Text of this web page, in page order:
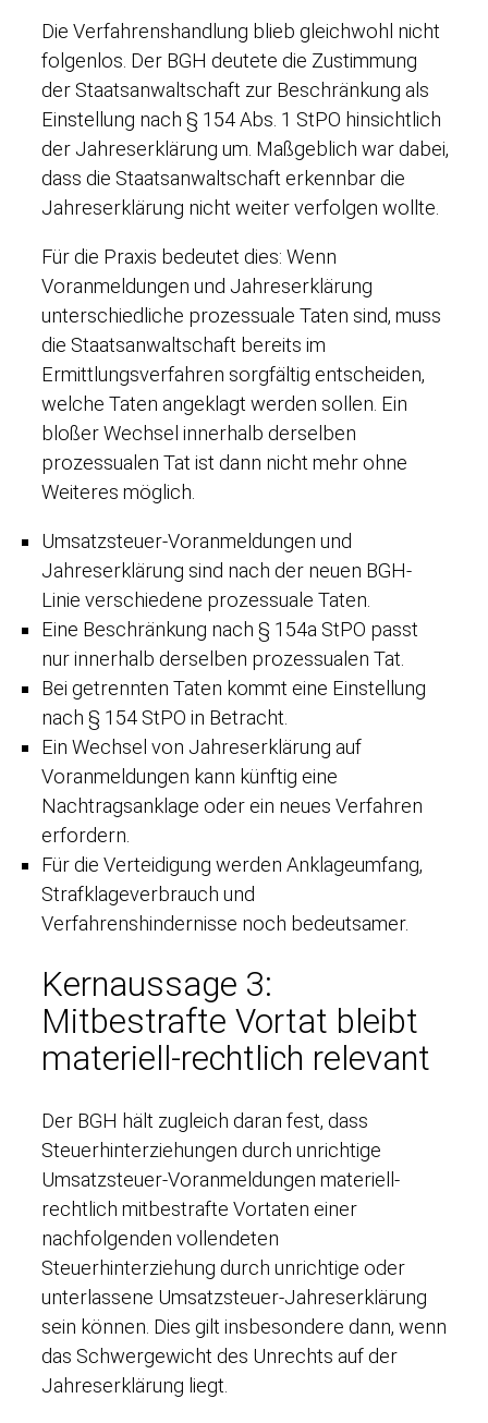
Die Verfahrenshandlung blieb gleichwohl nicht
folgenlos. Der BGH deutete die Zustimmung
der Staatsanwaltschaft zur Beschränkung als
Einstellung nach § 154 Abs. 1 StPO hinsichtlich
der Jahreserklärung um. Maßgeblich war dabei,
dass die Staatsanwaltschaft erkennbar die
Jahreserklärung nicht weiter verfolgen wollte.
Für die Praxis bedeutet dies: Wenn
Voranmeldungen und Jahreserklärung
unterschiedliche prozessuale Taten sind, muss
die Staatsanwaltschaft bereits im
Ermittlungsverfahren sorgfältig entscheiden,
welche Taten angeklagt werden sollen. Ein
bloßer Wechsel innerhalb derselben
prozessualen Tat ist dann nicht mehr ohne
Weiteres möglich.
Umsatzsteuer-Voranmeldungen und
Jahreserklärung sind nach der neuen BGH-
Linie verschiedene prozessuale Taten.
Eine Beschränkung nach § 154a StPO passt
nur innerhalb derselben prozessualen Tat.
Bei getrennten Taten kommt eine Einstellung
nach § 154 StPO in Betracht.
Ein Wechsel von Jahreserklärung auf
Voranmeldungen kann künftig eine
Nachtragsanklage oder ein neues Verfahren
erfordern.
Für die Verteidigung werden Anklageumfang,
Strafklageverbrauch und
Verfahrenshindernisse noch bedeutsamer.
Kernaussage 3:
Mitbestrafte Vortat bleibt
materiell-rechtlich relevant
Der BGH hält zugleich daran fest, dass
Steuerhinterziehungen durch unrichtige
Umsatzsteuer-Voranmeldungen materiell-
rechtlich mitbestrafte Vortaten einer
nachfolgenden vollendeten
Steuerhinterziehung durch unrichtige oder
unterlassene Umsatzsteuer-Jahreserklärung
sein können. Dies gilt insbesondere dann, wenn
das Schwergewicht des Unrechts auf der
Jahreserklärung liegt.